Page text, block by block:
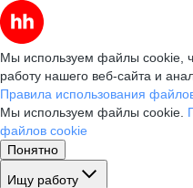
Мы используем файлы cookie,
работу нашего веб-сайта и
Правила использования
Мы используем файлы cookie.
файлов cookie
Понятно
Ищу работу